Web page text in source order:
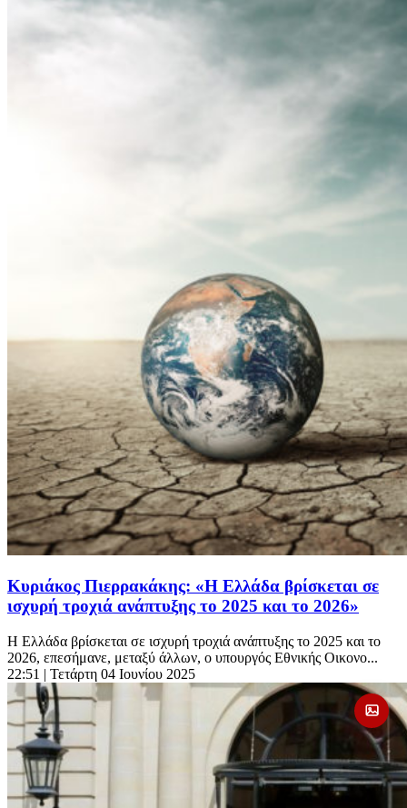
Κυριάκος Πιερρακάκης: «Η Ελλάδα βρίσκεται σε
ισχυρή τροχιά ανάπτυξης το 2025 και το 2026»
Η Ελλάδα βρίσκεται σε ισχυρή τροχιά ανάπτυξης το 2025 και το
2026, επεσήμανε, μεταξύ άλλων, ο υπουργός Εθνικής Οικονο...
22:51 | Τετάρτη 04 Ιουνίου 2025